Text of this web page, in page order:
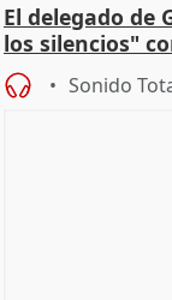
El delegado de
los silencios"
Sonido